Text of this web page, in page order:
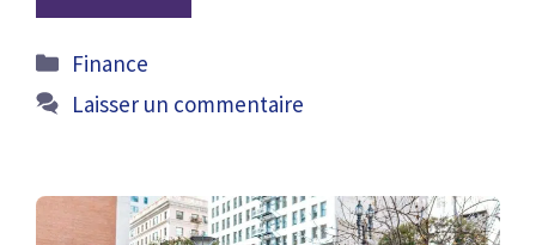
Catégories
Finance
Laisser un commentaire